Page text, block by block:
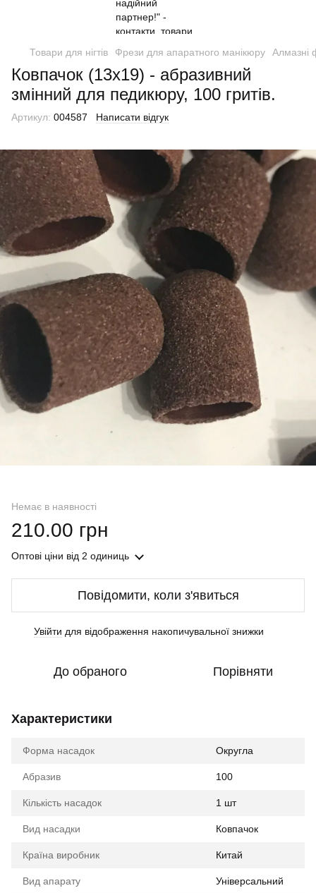
Товари для нігтів Фрези для апаратного манікюру Алмазні
Ковпачок (13х19) - абразивний
змінний для педикюру, 100 гритів.
Артикул: 004587 Написати відгук
Немає в наявності
210.00 грн
Оптові ціни від 2 одиниць
Повідомити, коли з'явиться
Увійти для відображення накопичувальної знижки
До обраного Порівняти
Характеристики
Форма насадок Округла
Абразив 100
Кількість насадок 1 шт
Вид насадки Ковпачок
Країна виробник Китай
Вид апарату Універсальний